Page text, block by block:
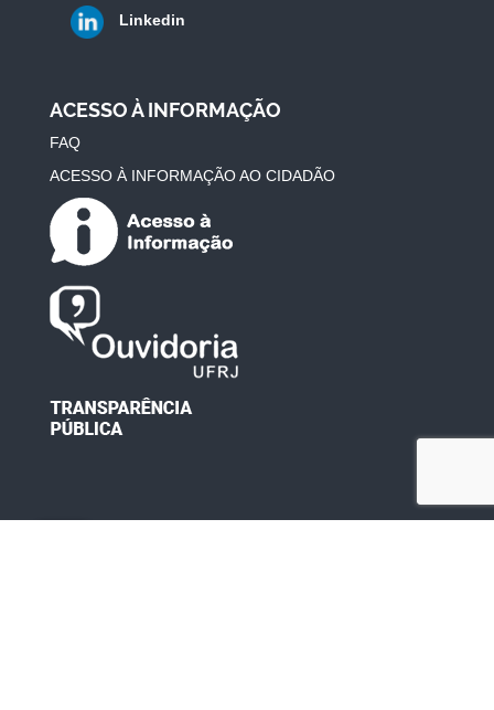
Linkedin
ACESSO À INFORMAÇÃO
FAQ
ACESSO À INFORMAÇÃO AO CIDADÃO